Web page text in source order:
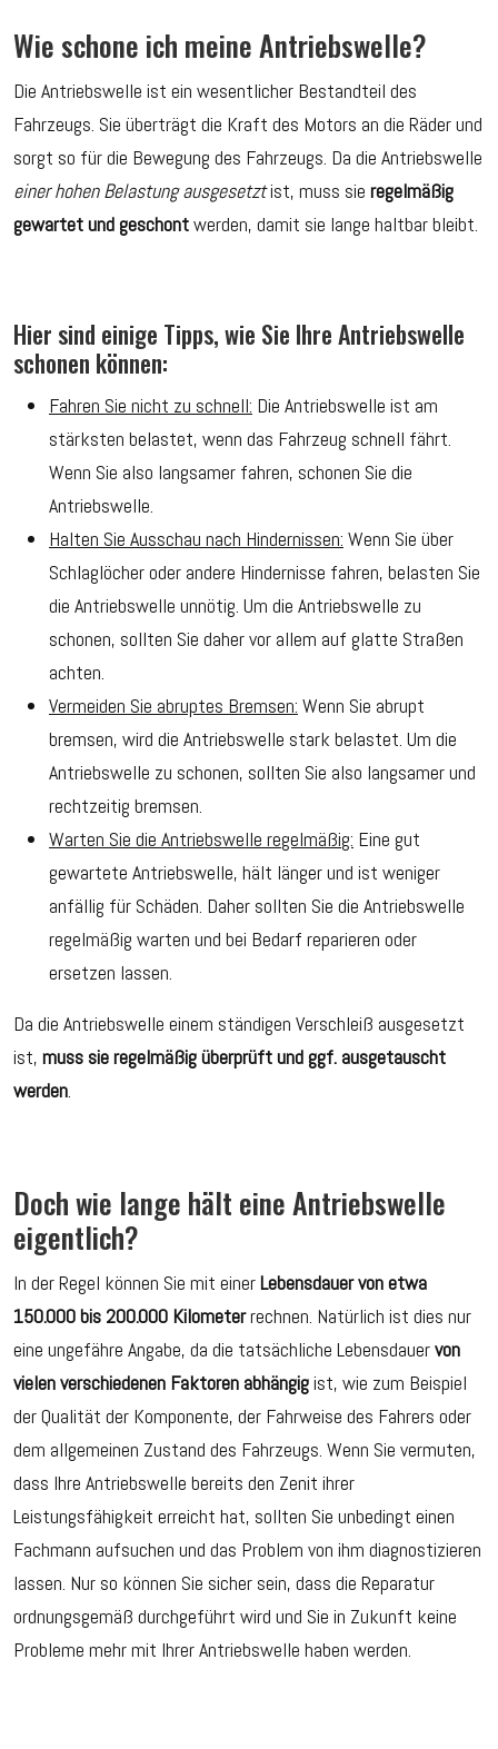
Wie schone ich meine Antriebswelle?
Die Antriebswelle ist ein wesentlicher Bestandteil des
Fahrzeugs. Sie überträgt die Kraft des Motors an die Räder und
sorgt so für die Bewegung des Fahrzeugs. Da die Antriebswelle
einer hohen Belastung ausgesetztist, muss sie regelmäßig
gewartet und geschontwerden, damit sie lange haltbar bleibt.
Hier sind einige Tipps, wie Sie Ihre Antriebswelle
schonen können:
Fahren Sie nicht zu schnell: Die Antriebswelle ist am
stärksten belastet, wenn das Fahrzeug schnell fährt.
Wenn Sie also langsamer fahren, schonen Sie die
Antriebswelle.
Halten Sie Ausschau nach Hindernissen: Wenn Sie über
Schlaglöcher oder andere Hindernisse fahren, belasten Sie
die Antriebswelle unnötig. Um die Antriebswelle zu
schonen, sollten Sie daher vor allem auf glatte Straßen
achten.
Vermeiden Sie abruptes Bremsen: Wenn Sie abrupt
bremsen, wird die Antriebswelle stark belastet. Um die
Antriebswelle zu schonen, sollten Sie also langsamer und
rechtzeitig bremsen.
Warten Sie die Antriebswelle regelmäßig: Eine gut
gewartete Antriebswelle, hält länger und ist weniger
anfällig für Schäden. Daher sollten Sie die Antriebswelle
regelmäßig warten und bei Bedarf reparieren oder
ersetzen lassen.
Da die Antriebswelle einem ständigen Verschleiß ausgesetzt
ist, muss sie regelmäßig überprüft und ggf. ausgetauscht
werden.
Doch wie lange hält eine Antriebswelle
eigentlich?
In der Regel können Sie mit einerLebensdauer von etwa
150.000 bis 200.000 Kilometerrechnen. Natürlich ist dies nur
eine ungefähre Angabe, da die tatsächliche Lebensdauervon
vielen verschiedenen Faktoren abhängigist, wie zum Beispiel
der Qualität der Komponente, der Fahrweise des Fahrers oder
dem allgemeinen Zustand des Fahrzeugs. Wenn Sie vermuten,
dass Ihre Antriebswelle bereits den Zenit ihrer
Leistungsfähigkeit erreicht hat, sollten Sie unbedingt einen
Fachmann aufsuchen und das Problem von ihm diagnostizieren
lassen. Nur so können Sie sicher sein, dass die Reparatur
ordnungsgemäß durchgeführt wird und Sie in Zukunft keine
Probleme mehr mit Ihrer Antriebswelle haben werden.